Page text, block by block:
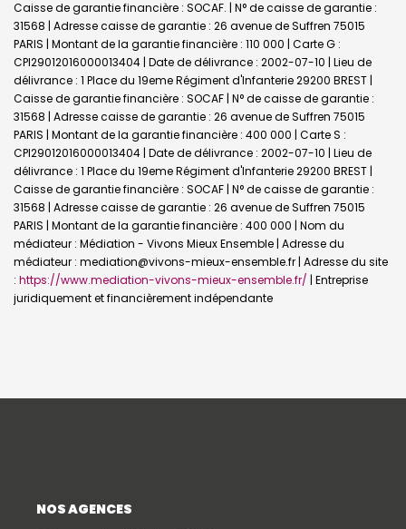
Caisse de garantie financière : SOCAF. | N° de caisse de garantie :
31568 | Adresse caisse de garantie : 26 avenue de Suffren 75015
PARIS | Montant de la garantie financière : 110 000 | Carte G :
CPI29012016000013404 | Date de délivrance : 2002-07-10 | Lieu de
délivrance : 1 Place du 19eme Régiment d'Infanterie 29200 BREST |
Caisse de garantie financière : SOCAF | N° de caisse de garantie :
31568 | Adresse caisse de garantie : 26 avenue de Suffren 75015
PARIS | Montant de la garantie financière : 400 000 | Carte S :
CPI29012016000013404 | Date de délivrance : 2002-07-10 | Lieu de
délivrance : 1 Place du 19eme Régiment d'Infanterie 29200 BREST |
Caisse de garantie financière : SOCAF | N° de caisse de garantie :
31568 | Adresse caisse de garantie : 26 avenue de Suffren 75015
PARIS | Montant de la garantie financière : 400 000 | Nom du
médiateur : Médiation - Vivons Mieux Ensemble | Adresse du
médiateur : mediation@vivons-mieux-ensemble.fr | Adresse du site
: https://www.mediation-vivons-mieux-ensemble.fr/ | Entreprise
juridiquement et financièrement indépendante
NOS AGENCES